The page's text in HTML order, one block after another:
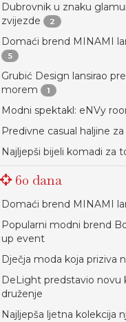
Dubrovnik u znaku
zvijezde
2
Domaći brend MINAMI
5
Grubić Design lansirao
morem
1
Modni spektakl: eNVy
Predivne casual haljine
Najljepši bijeli komadi za
60 dana
Domaći brend MINAMI
Popularni modni brend
up event
Dječja moda koja priziva
DeLight predstavio novu
druženje
Najljepša ljetna kolekcija